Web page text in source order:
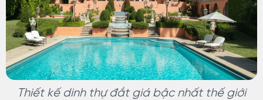
Thiết kế dinh thự đắt giá bậc nhất thế giới